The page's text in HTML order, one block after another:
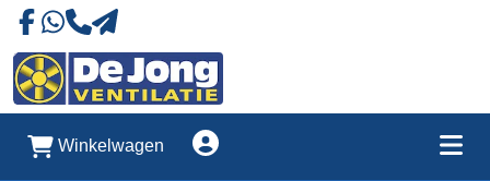
Naar onze Facebookpagina
Stuur ons eeb whatsapp bericht
Winkelwagen Account